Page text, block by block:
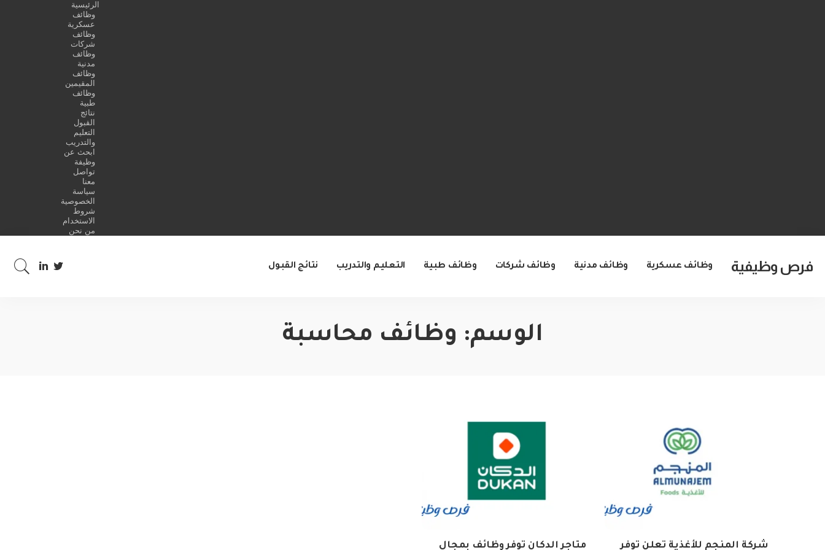
الرئيسية
وظائف
عسكرية
وظائف
شركات
وظائف
مدنية
وظائف
المقيمين
وظائف
طبية
نتائج
القبول
التعليم
والتدريب
ابحث عن
وظيفة
تواصل
معنا
سياسة
الخصوصية
شروط
الاستخدام
من نحن
فرص وظيفية وظائف عسكرية وظائف مدنية وظائف شركات وظائف طبية التعليم والتدريب نتائج القبول
الوسم: وظائف محاسبة
شركة المنجم للأغذية تعلن توفر متاجر الدكان توفر وظائف بمجال